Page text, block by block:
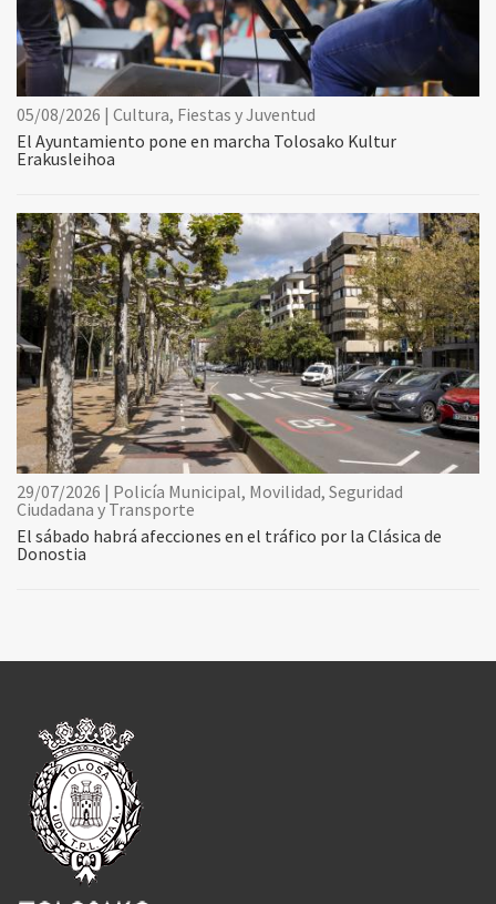
05/08/2026 | Cultura, Fiestas y Juventud
El Ayuntamiento pone en marcha Tolosako Kultur
Erakusleihoa
29/07/2026 | Policía Municipal, Movilidad, Seguridad
Ciudadana y Transporte
El sábado habrá afecciones en el tráfico por la Clásica de
Donostia